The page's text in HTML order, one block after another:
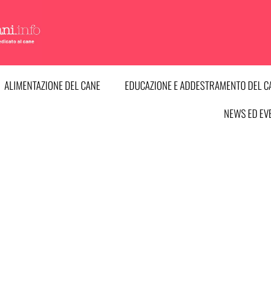
ALIMENTAZIONE DEL CANE EDUCAZIONE E ADDESTRAMENTO DEL
NEWS ED